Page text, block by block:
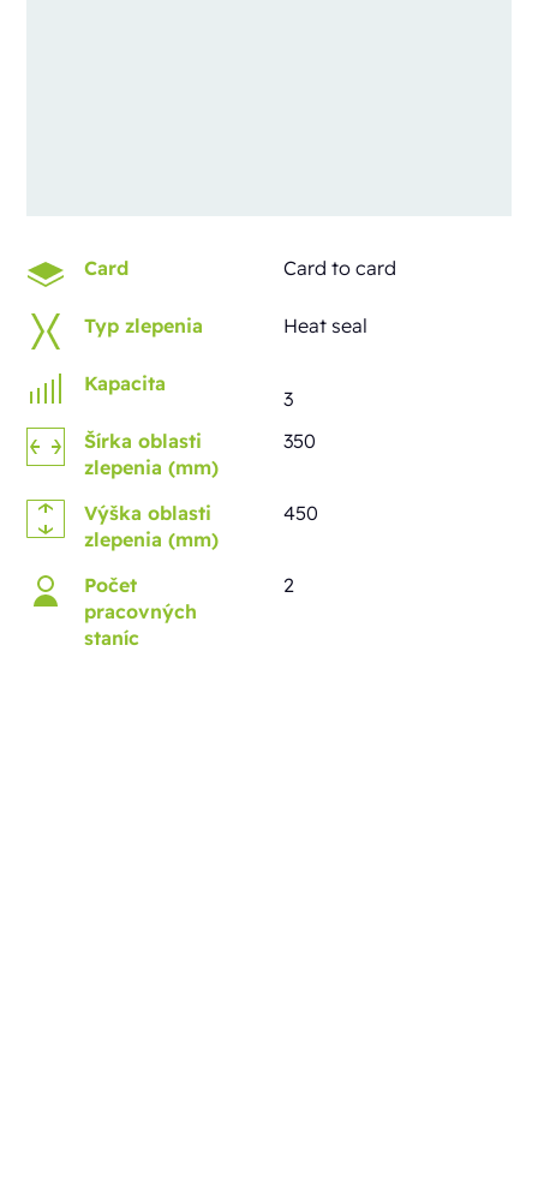
Card Card to card
Typ zlepenia Heat seal
Kapacita
3
Šírka oblasti
zlepenia (mm)
350
Výška oblasti
zlepenia (mm)
450
Počet
pracovných
staníc
2